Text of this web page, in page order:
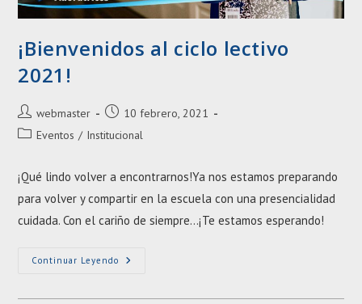
¡Bienvenidos al ciclo lectivo
2021!
Autor
de
webmaster
Entrada
publicada:
10 febrero, 2021
Categoría
entrada:
Eventos / Institucional
¡Qué lindo volver a encontrarnos!Ya nos estamos preparando
para volver y compartir en la escuela con una presencialidad
cuidada. Con el cariño de siempre…¡Te estamos esperando!
Continuar Leyendo ¡Bienvenidos
Lectivo